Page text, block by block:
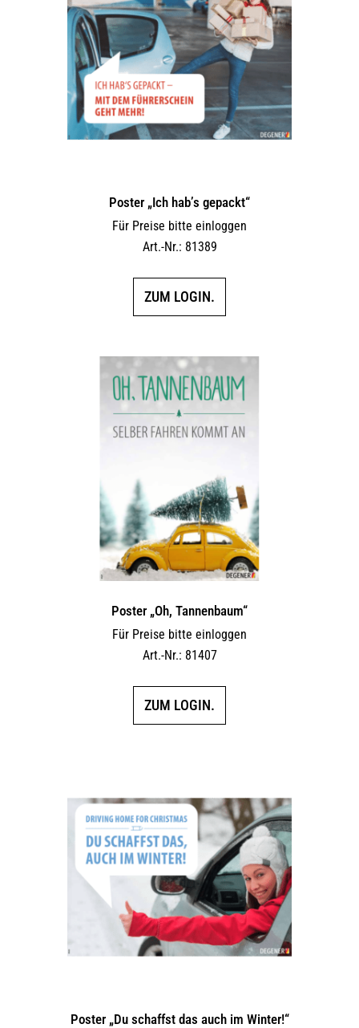
Poster „Ich hab’s gepackt“
Für Preise bitte einloggen
Art.-Nr.: 81389
ZUM LOGIN.
Poster „Oh, Tannenbaum“
Für Preise bitte einloggen
Art.-Nr.: 81407
ZUM LOGIN.
Poster „Du schaffst das auch im Winter!“